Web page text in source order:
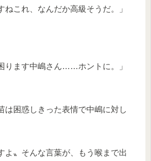
ねこれ、なんだか高級そうだ。」
ります中嶋さん……ホントに。」
は困惑しきった表情で中嶋に対し
よ〟そんな言葉が、もう喉まで出